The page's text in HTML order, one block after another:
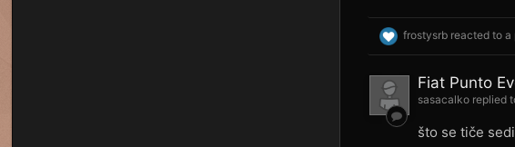
frostysrb reacted to a
Fiat Punto
sasacalko replied
što se tiče